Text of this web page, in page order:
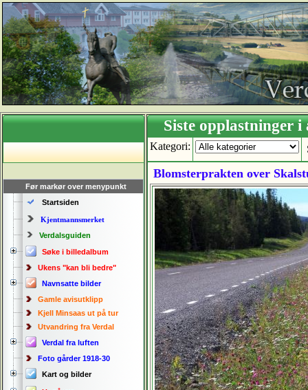
Før markør over menypunkt
Startsiden
Kjentmannsmerket
Verdalsguiden
Søke i billedalbum
Ukens "kan bli bedre"
Navnsatte bilder
Gamle avisutklipp
Kjell Minsaas ut på tur
Utvandring fra Verdal
Verdal fra luften
Foto gårder 1918-30
Kart og bilder
Siste
Kategori:
Blomsterprakten over